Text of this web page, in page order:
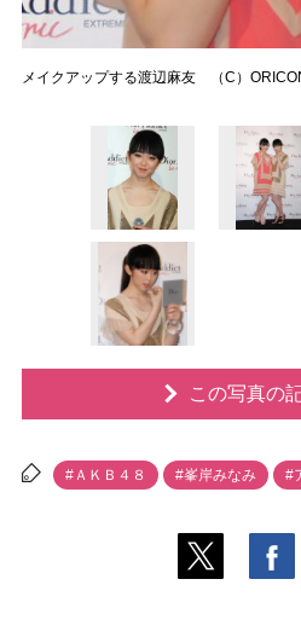
メイクアップする渡辺麻友 （C）
この写真の
#ＡＫＢ４８ #峯岸みなみ #